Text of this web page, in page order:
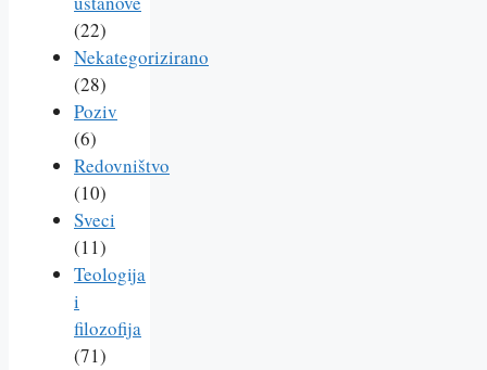
(22)
Nekategorizirano
(28)
Poziv
(6)
Redovništvo
(10)
Sveci
(11)
Teologija
i
filozofija
(71)